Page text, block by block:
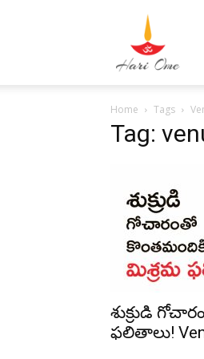
Home Tags
Tag:
శుక్రుడి
ఫలితాలు!